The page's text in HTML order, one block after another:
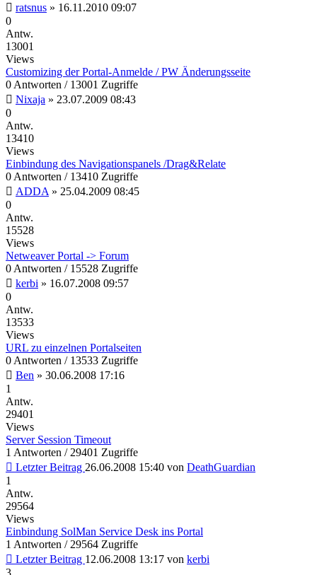
ratsnus » 16.11.2010 09:07
0
Antw.
13001
Views
Customizing der Portal-Anmelde / PW Änderungsseite
0 Antworten / 13001 Zugriffe
Nixaja » 23.07.2009 08:43
0
Antw.
13410
Views
Einbindung des Navigationspanels /Drag&Relate
0 Antworten / 13410 Zugriffe
ADDA» 25.04.2009 08:45
0
Antw.
15528
Views
Netweaver Portal -> Forum
0 Antworten / 15528 Zugriffe
kerbi » 16.07.2008 09:57
0
Antw.
13533
Views
URL zu einzelnen Portalseiten
0 Antworten / 13533 Zugriffe
Ben » 30.06.2008 17:16
1
Antw.
29401
Views
Server Session Timeout
1 Antworten / 29401 Zugriffe
Letzter Beitrag 26.06.2008 15:40 von DeathGuardian
1
Antw.
29564
Views
Einbindung SolMan Service Desk ins Portal
1 Antworten / 29564 Zugriffe
Letzter Beitrag 12.06.2008 13:17 von kerbi